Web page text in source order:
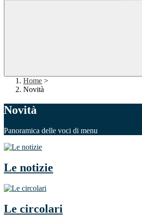
Home >
Novità
Novità
Panoramica delle voci di menu
Le notizie
Le circolari